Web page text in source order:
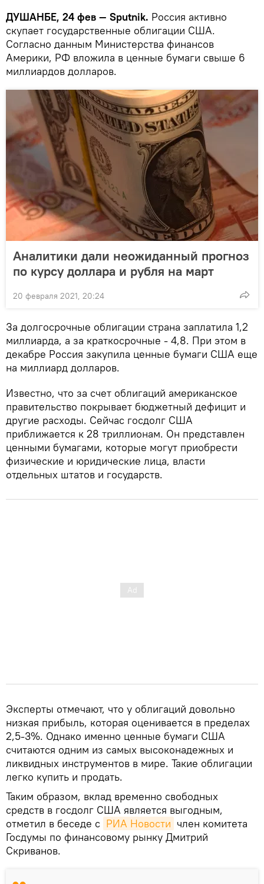
ДУШАНБЕ, 24 фев — Sputnik. Россия активно
скупает государственные облигации США.
Согласно данным Министерства финансов
Америки, РФ вложила в ценные бумаги свыше 6
миллиардов долларов.
Аналитики дали неожиданный прогноз
по курсу доллара и рубля на март
20 февраля 2021, 20:24
За долгосрочные облигации страна заплатила 1,2
миллиарда, а за краткосрочные - 4,8. При этом в
декабре Россия закупила ценные бумаги США еще
на миллиард долларов.
Известно, что за счет облигаций американское
правительство покрывает бюджетный дефицит и
другие расходы. Сейчас госдолг США
приближается к 28 триллионам. Он представлен
ценными бумагами, которые могут приобрести
физические и юридические лица, власти
отдельных штатов и государств.
Эксперты отмечают, что у облигаций довольно
низкая прибыль, которая оценивается в пределах
2,5-3%. Однако именно ценные бумаги США
считаются одним из самых высоконадежных и
ликвидных инструментов в мире. Такие облигации
легко купить и продать.
Таким образом, вклад временно свободных
средств в госдолг США является выгодным,
отметил в беседе с РИА Новости член комитета
Госдумы по финансовому рынку Дмитрий
Скриванов.